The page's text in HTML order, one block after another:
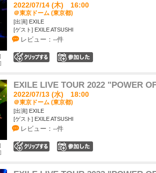
2022/07/14 (木) 16:00
＠東京ドーム (東京都)
[出演] EXILE
[ゲスト] EXILE ATSUSHI
レビュー：--件
EXILE LIVE TOUR 2022 "POWER
2022/07/13 (水) 18:00
＠東京ドーム (東京都)
[出演] EXILE
[ゲスト] EXILE ATSUSHI
レビュー：--件